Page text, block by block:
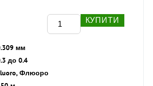
КУПИТИ
мм
до 0.4
Флюоро